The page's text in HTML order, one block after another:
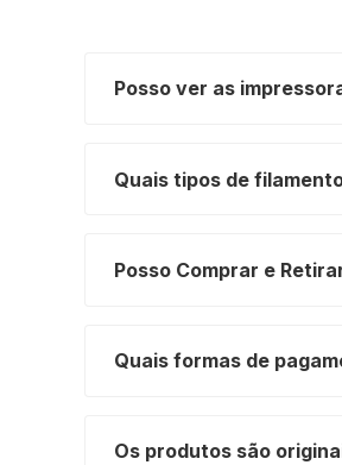
Posso ver as
Quais tipos de
Posso Comprar e
Quais formas de
Os produtos são